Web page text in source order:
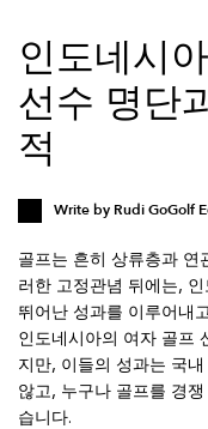
인도네시
선수 명단
적
Write by Rudi GoGolf
골프는 흔히 상류층과 연
러한 고정관념 뒤에는,
뛰어난 성과를 이루어내
인도네시아의 여자 골프
지만, 이들의 성과는 국
않고, 누구나 골프를 경
습니다.